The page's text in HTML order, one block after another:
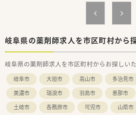
岐阜県の薬剤師求人を市区町村から
岐阜県の薬剤師求人を市区町村からお探しい
岐阜市 大垣市 高山市 多治見市
美濃市
瑞浪市 羽島市 恵那市
土岐市
各務原市 可児市 山県市